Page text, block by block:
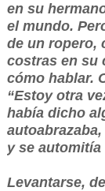
en su
el mundo.
de un ropero,
costras en su
cómo hablar.
“Estoy otra
había dicho
y se
Levantarse,